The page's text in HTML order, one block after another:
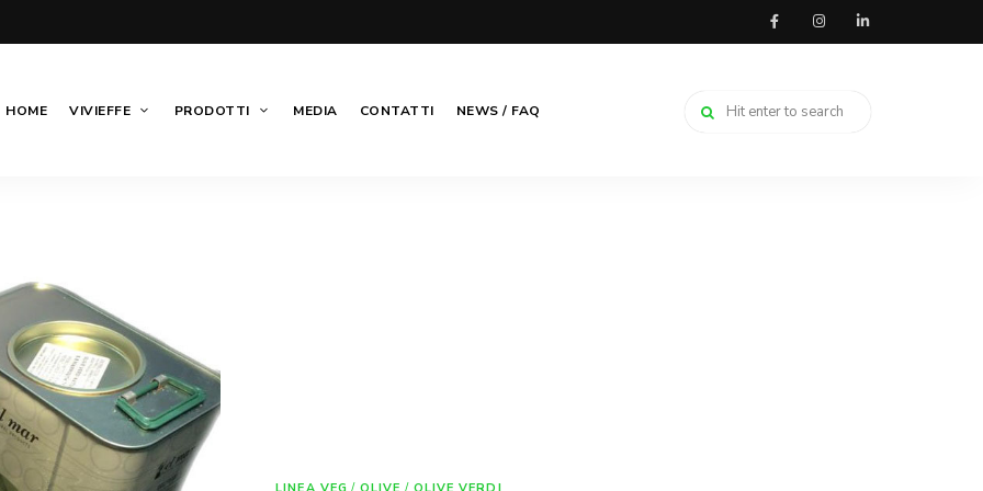
HOME VIVIEFFE PRODOTTI MEDIA CONTATTI NEWS / FAQ